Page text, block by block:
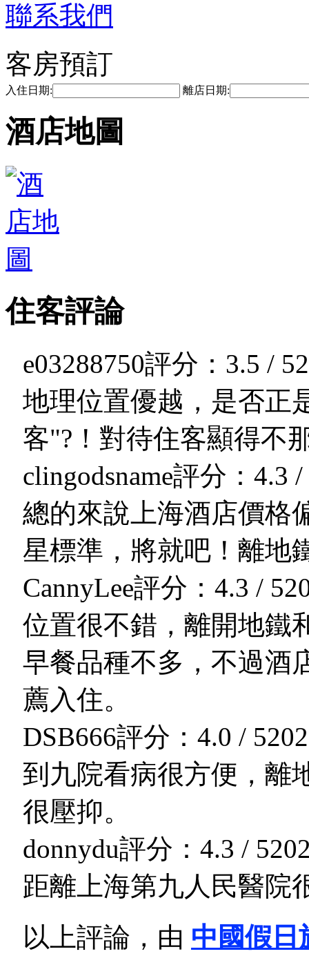
聯系我們
客房預訂
入住日期: 離店日期:
酒店地圖
住客評論
e03288750評分：3.5 / 5
地理位置優越，是否正
客"?！對待住客顯得不
clingodsname評分：4.3 /
總的來說上海酒店價格
星標準，將就吧！離地
CannyLee評分：4.3 / 5
位置很不錯，離開地鐵
早餐品種不多，不過酒
薦入住。
DSB666評分：4.0 / 5
到九院看病很方便，離
很壓抑。
donnydu評分：4.3 / 5
距離上海第九人民醫院
以上評論，由 中國假日